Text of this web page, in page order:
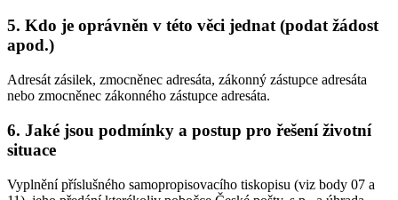
5. Kdo je oprávněn v této věci jednat (podat žádost
apod.)
Adresát zásilek, zmocněnec adresáta, zákonný zástupce adresáta
nebo zmocněnec zákonného zástupce adresáta.
6. Jaké jsou podmínky a postup pro řešení životní
situace
Vyplnění příslušného samopropisovacího tiskopisu (viz body 07 a